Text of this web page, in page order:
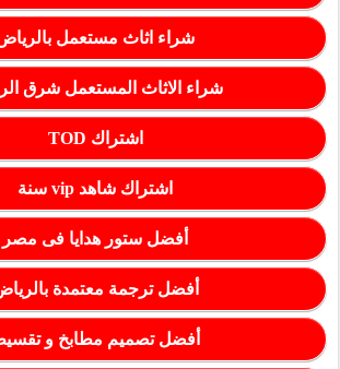
شراء اثاث مستعمل
شراء الاثاث المستعمل شرق
اشتراك TOD
اشتراك شاهد vip سنة
أفضل ستور هدايا فى مصر
أفضل ترجمة معتمدة
أفضل تصميم مطابخ و